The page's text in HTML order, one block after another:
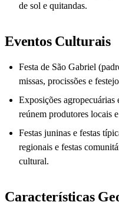
de sol e quitandas.
Eventos Culturais
Festa de São Gabriel
missas, procissões e
Exposições agropecuárias
reúnem produtores locais
Festas juninas e festas
regionais e festas
cultural.
Características